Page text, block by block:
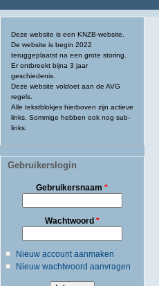
Deze website is een KNZB-website.
De website is begin 2022
teruggeplaatst na een grote storing.
Er ontbreekt bijna 3 jaar
geschiedenis.
Deze website voldoet aan de AVG
regels.
Alle tekstblokjes hierboven zijn actieve
links. Sommige hebben ook nog sub-
links.
Gebruikerslogin
Gebruikersnaam*
Wachtwoord *
Nieuw account aanmaken
Nieuw wachtwoord aanvragen